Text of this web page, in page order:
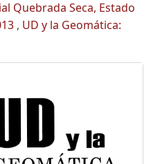
Quebrada Seca, Estado
, UD y la Geomática: